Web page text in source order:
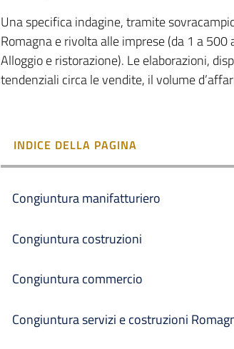
Una specifica indagine, tramite
Romagna e rivolta alle imprese (da 1 a 500
Alloggio e ristorazione). Le elaborazioni,
tendenziali circa le vendite, il volume
INDICE DELLA PAGINA
Congiuntura manifatturiero
Congiuntura costruzioni
Congiuntura commercio
Congiuntura servizi e costruzioni